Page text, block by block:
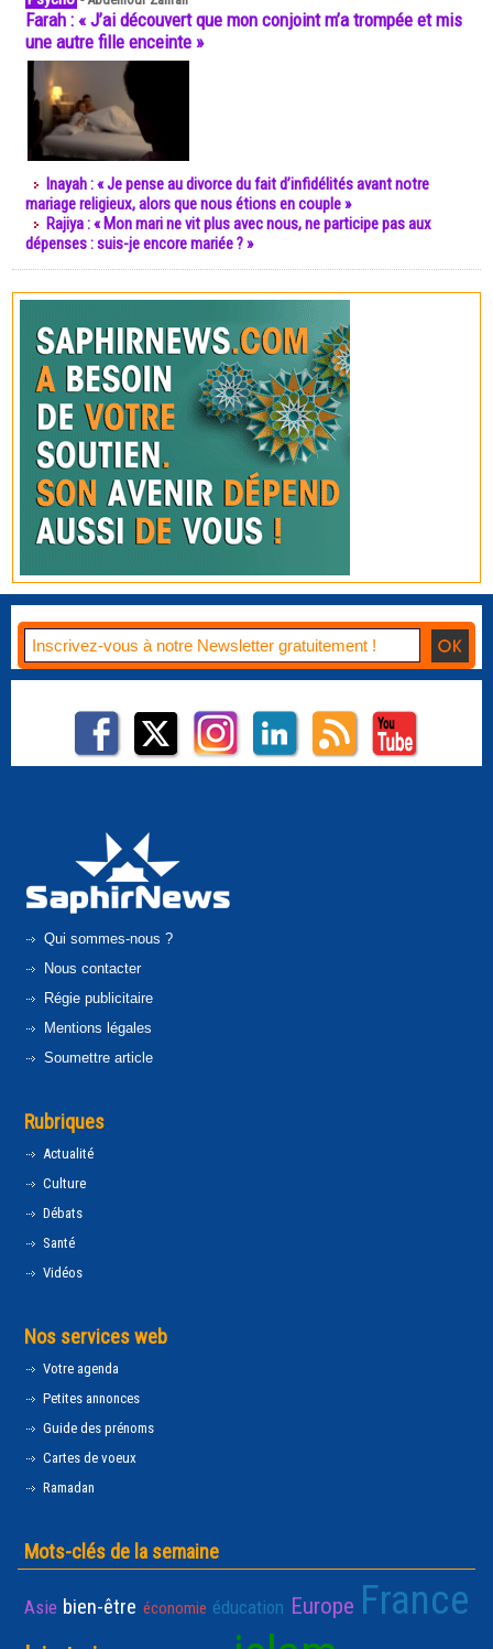
Farah : « J’ai découvert que mon conjoint m’a trompée et mis
une autre fille enceinte »
Inayah : « Je pense au divorce du fait d’infidélités avant notre
mariage religieux, alors que nous étions en couple »
Rajiya : « Mon mari ne vit plus avec nous, ne participe pas aux
dépenses : suis-je encore mariée ? »
Qui sommes-nous ?
Nous contacter
Régie publicitaire
Mentions légales
Soumettre article
Rubriques
Actualité
Culture
Débats
Santé
Vidéos
Nos services web
Votre agenda
Petites annonces
Guide des prénoms
Cartes de voeux
Ramadan
Mots-clés de la semaine
Asie bien-être économie éducation Europe France